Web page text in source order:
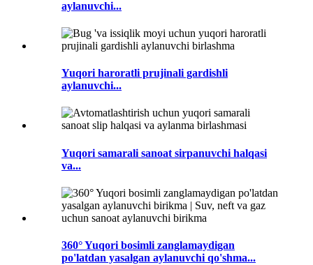
aylanuvchi...
Yuqori haroratli prujinali gardishli
aylanuvchi...
Yuqori samarali sanoat sirpanuvchi halqasi
va...
360° Yuqori bosimli zanglamaydigan
po'latdan yasalgan aylanuvchi qo'shma...